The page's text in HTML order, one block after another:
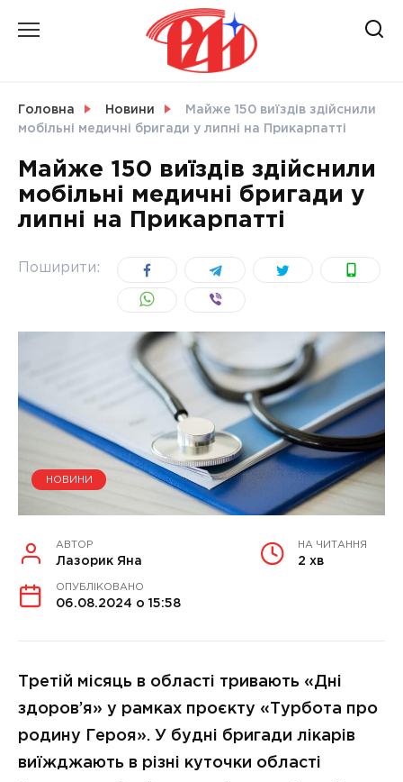
Головна Новини
Майже 150 виїздів здійснили
мобільні медичні бригади у липні на Прикарпатті
Майже 150 виїздів здійснили
мобільні медичні бригади у
липні на Прикарпатті
Поширити:
НОВИНИ
АВТОР
Лазорик Яна
НА ЧИТАННЯ
2 хв
ОПУБЛІКОВАНО
06.08.2024 о 15:58
Третій місяць в області тривають «Дні
здоров’я» у рамках проєкту «Турбота про
родину Героя». У будні бригади лікарів
виїжджають в різні куточки області